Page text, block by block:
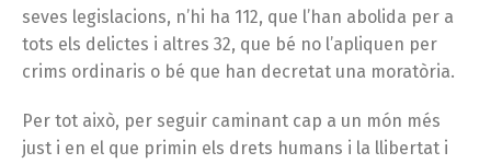
seves legislacions, n’hi ha 112, que l’han abolida per a
tots els delictes i altres 32, que bé no l’apliquen per
crims ordinaris o bé que han decretat una moratòria.
Per tot això, per seguir caminant cap a un món més
just i en el que primin els drets humans i la llibertat i